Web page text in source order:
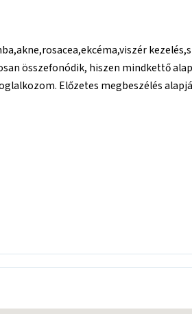
összefonódik, hiszen mindkettő
Előzetes megbeszélés